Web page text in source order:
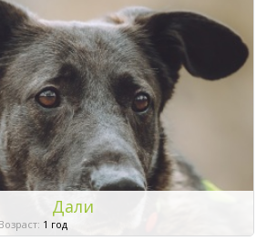
Дали
Возраст: 1 год